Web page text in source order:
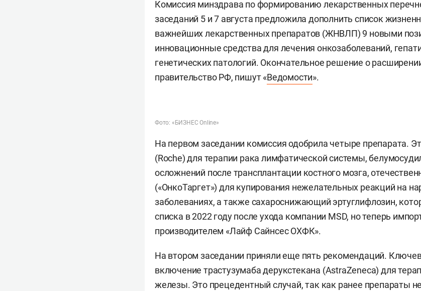
Комиссия минздрава по формированию лекарственных
заседаний 5 и 7 августа предложила дополнить список
важнейших лекарственных препаратов (ЖНВЛП) 9 новыми
инновационные средства для лечения онкозаболеваний,
генетических патологий. Окончательное решение о
правительство РФ, пишут «Ведомости».
Фото: «БИЗНЕС Online»
На первом заседании комиссия одобрила четыре препарата.
(Roche) для терапии рака лимфатической системы,
осложнений после трансплантации костного мозга,
(«ОнкоТаргет») для купирования нежелательных реакций на
заболеваниях, а также сахароснижающий эртуглифлозин,
списка в 2022 году после ухода компании MSD, но теперь
производителем «Лайф Сайнсес ОХФК».
На втором заседании приняли еще пять рекомендаций.
включение трастузумаба дерукстекана (AstraZeneca) для
железы. Это прецедентный случай, так как ранее препараты